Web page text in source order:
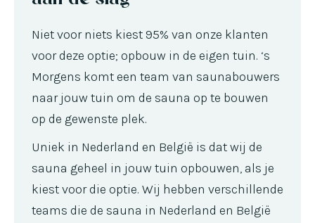
Niet voor niets kiest 95% van onze klanten
voor deze optie; opbouw in de eigen tuin. ‘s
Morgens komt een team van saunabouwers
naar jouw tuin om de sauna op te bouwen
op de gewenste plek.
Uniek in Nederland en België is dat wij de
sauna geheel in jouw tuin opbouwen, als je
kiest voor die optie. Wij hebben verschillende
teams die de sauna in Nederland en België